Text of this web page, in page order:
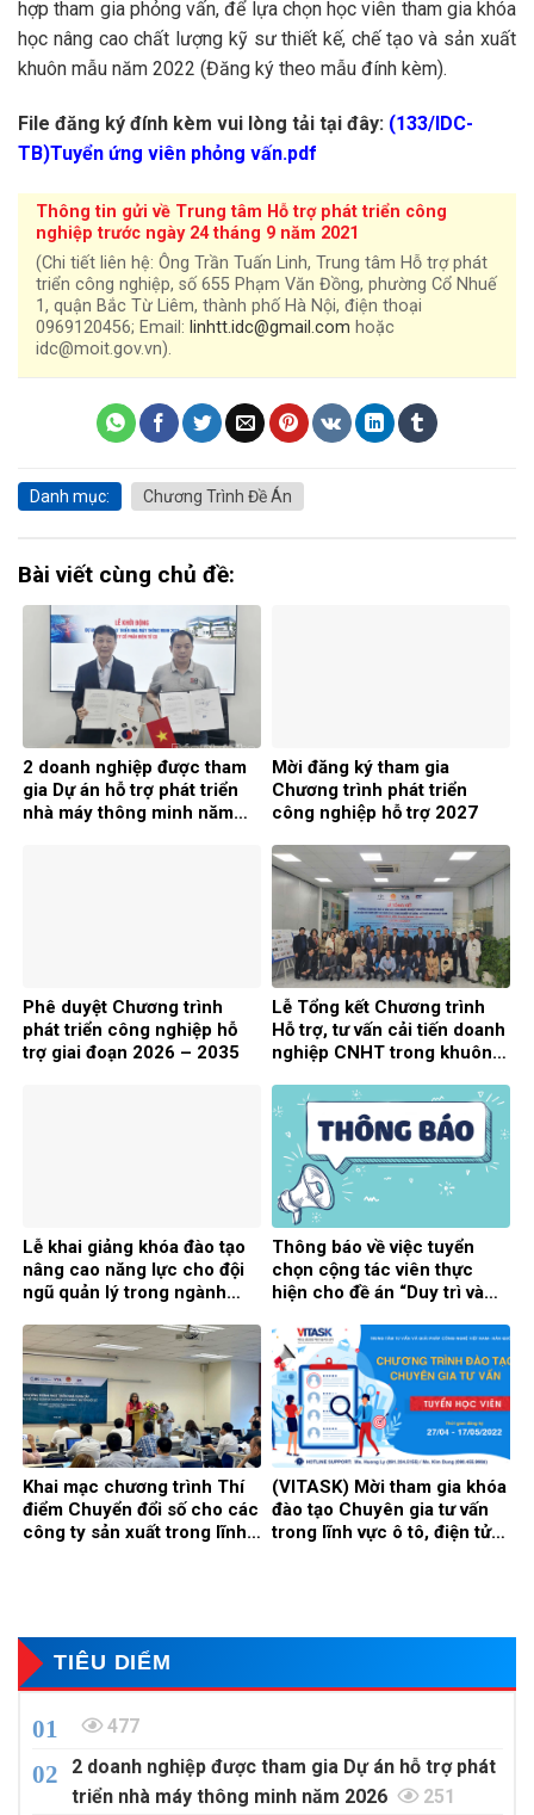
hợp tham gia phỏng vấn, để lựa chọn học viên tham gia khóa
học nâng cao chất lượng kỹ sư thiết kế, chế tạo và sản xuất
khuôn mẫu năm 2022 (Đăng ký theo mẫu đính kèm).
File đăng ký đính kèm vui lòng tải tại đây: (133/IDC-
TB)Tuyển ứng viên phỏng vấn.pdf
Thông tin gửi về Trung tâm Hỗ trợ phát triển công
nghiệp trước ngày 24 tháng 9 năm 2021
(Chi tiết liên hệ: Ông Trần Tuấn Linh, Trung tâm Hỗ trợ phát
triển công nghiệp, số 655 Phạm Văn Đồng, phường Cổ Nhuế
1, quận Bắc Từ Liêm, thành phố Hà Nội, điện thoại
0969120456; Email: linhtt.idc@gmail.com hoặc
idc@moit.gov.vn).
Danh mục: Chương Trình Đề Án
Bài viết cùng chủ đề:
2 doanh nghiệp được tham
gia Dự án hỗ trợ phát triển
nhà máy thông minh năm
Mời đăng ký tham gia
Chương trình phát triển
công nghiệp hỗ trợ 2027
Phê duyệt Chương trình
phát triển công nghiệp hỗ
trợ giai đoạn 2026 – 2035
Lễ Tổng kết Chương trình
Hỗ trợ, tư vấn cải tiến doanh
nghiệp CNHT trong khuôn
tác giữa Cục Công nghiệp
và Công ty Ô tô Toyota Việt
Nam
Lễ khai giảng khóa đào tạo
nâng cao năng lực cho đội
ngũ quản lý trong ngành
Thông báo về việc tuyển
chọn cộng tác viên thực
hiện cho đề án “Duy trì và
liệu, Cổng thông tin điện tử
công nghiệp hỗ trợ năm
2024”
Khai mạc chương trình Thí
điểm Chuyển đổi số cho các
công ty sản xuất trong lĩnh
(VITASK) Mời tham gia khóa
đào tạo Chuyên gia tư vấn
trong lĩnh vực ô tô, điện tử
TIÊU DIỂM
477
2 doanh nghiệp được tham gia Dự án hỗ trợ phát
triển nhà máy thông minh năm 2026
251